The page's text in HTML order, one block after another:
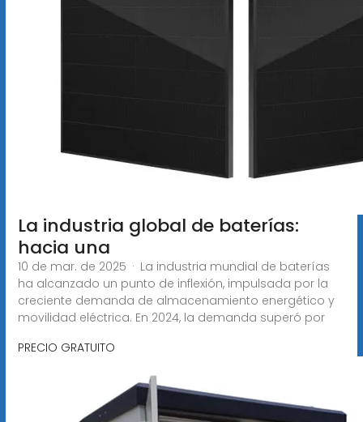
La industria global de baterías:
hacia una
10 de mar. de 2025 · La industria mundial de baterías
ha alcanzado un punto de inflexión, impulsada por la
creciente demanda de almacenamiento energético y
movilidad eléctrica. En 2024, la demanda superó por
PRECIO GRATUITO